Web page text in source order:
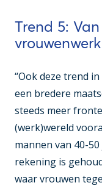
Trend 5:
vrouwenwerk
“Ook deze trend
een bredere
steeds meer
(werk)wereld
mannen van 40-
rekening is
waar vrouwen